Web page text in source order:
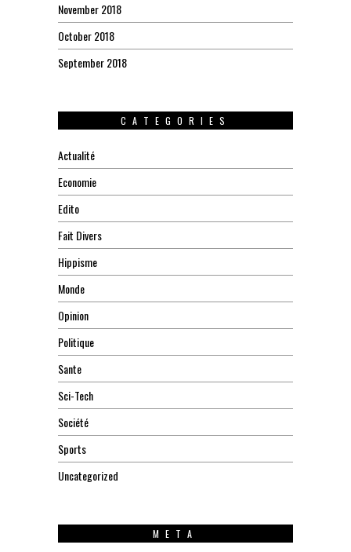
November 2018
October 2018
September 2018
CATEGORIES
Actualité
Economie
Edito
Fait Divers
Hippisme
Monde
Opinion
Politique
Sante
Sci-Tech
Société
Sports
Uncategorized
META